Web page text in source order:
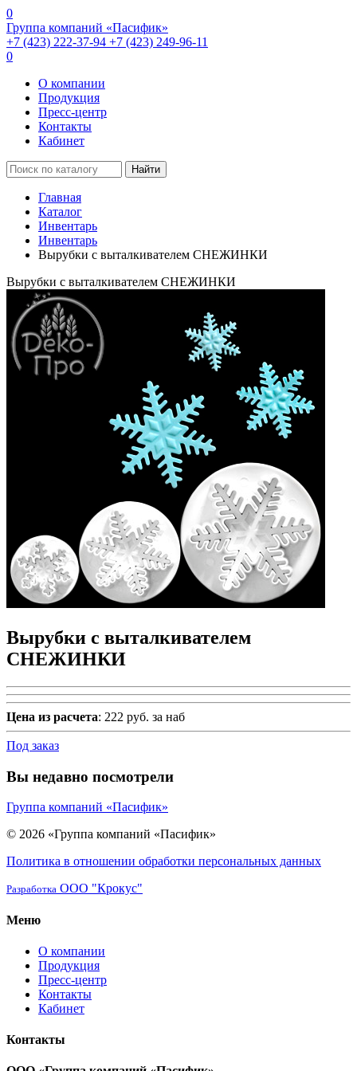
0
Группа компаний «Пасифик»
+7 (423) 222-37-94 +7 (423) 249-96-11
0
О компании
Продукция
Пресс-центр
Контакты
Кабинет
Найти
Главная
Каталог
Инвентарь
Инвентарь
Вырубки с выталкивателем СНЕЖИНКИ
Вырубки с выталкивателем СНЕЖИНКИ
Вырубки с выталкивателем
СНЕЖИНКИ
Цена из расчета: 222 руб. за наб
Под заказ
Вы недавно посмотрели
Группа компаний «Пасифик»
© 2026 «Группа компаний «Пасифик»
Политика в отношении обработки персональных данных
Разработка ООО "Крокус"
Меню
О компании
Продукция
Пресс-центр
Контакты
Кабинет
Контакты